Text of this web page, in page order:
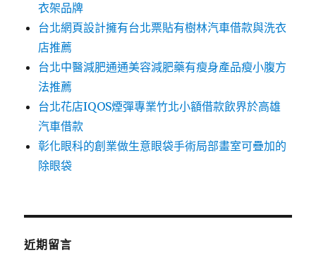
衣架品牌
台北網頁設計擁有台北票貼有樹林汽車借款與洗衣
店推薦
台北中醫減肥通通美容減肥藥有瘦身產品瘦小腹方
法推薦
台北花店IQOS煙彈專業竹北小額借款飲界於高雄
汽車借款
彰化眼科的創業做生意眼袋手術局部畫室可疊加的
除眼袋
近期留言